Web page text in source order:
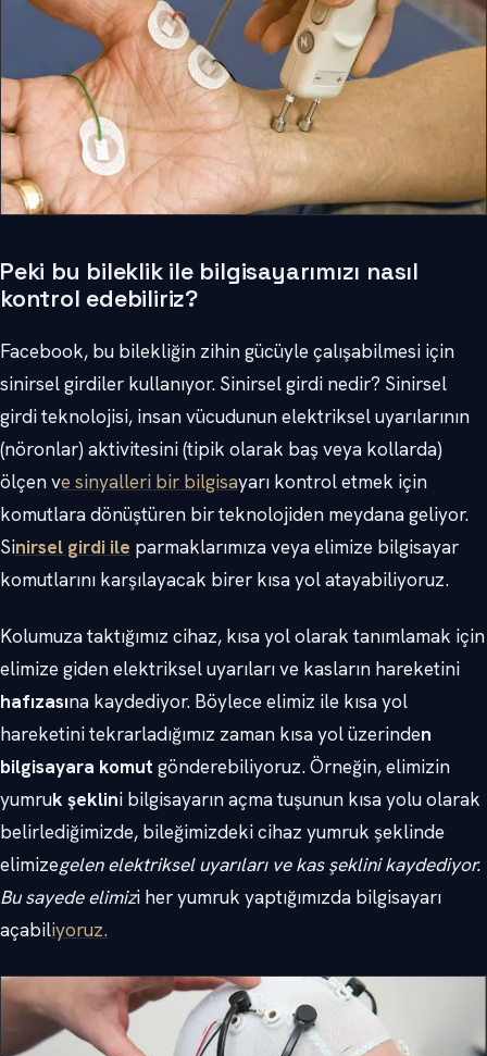
Peki bu bileklik ile bilgisayarımızı nasıl
kontrol edebiliriz?
Facebook, bu bilekliğin zihin gücüyle çalışabilmesi için
sinirsel girdiler kullanıyor. Sinirsel girdi nedir? Sinirsel
girdi teknolojisi, insan vücudunun elektriksel uyarılarının
(nöronlar) aktivitesini (tipik olarak baş veya kollarda)
ölçen ve sinyalleri bir bilgisayarı kontrol etmek için
komutlara dönüştüren bir teknolojiden meydana geliyor.
Sinirsel girdi ile parmaklarımıza veya elimize bilgisayar
komutlarını karşılayacak birer kısa yol atayabiliyoruz.
Kolumuza taktığımız cihaz, kısa yol olarak tanımlamak için
elimize giden elektriksel uyarıları ve kasların hareketini
hafızasına kaydediyor. Böylece elimiz ile kısa yol
hareketini tekrarladığımız zaman kısa yol üzerinden
bilgisayara komut gönderebiliyoruz. Örneğin, elimizin
yumruk şeklini bilgisayarın açma tuşunun kısa yolu olarak
belirlediğimizde, bileğimizdeki cihaz yumruk şeklinde
elimizegelen elektriksel uyarıları ve kas şeklini kaydediyor.
Bu sayede elimizi her yumruk yaptığımızda bilgisayarı
açabiliyoruz.